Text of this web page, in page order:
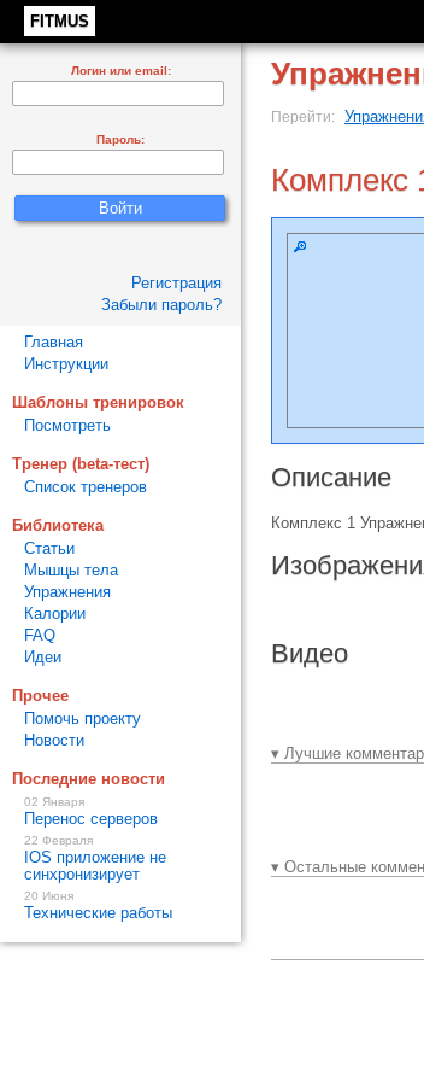
FITMUS
Перейти:
Комплекс
Описание
Комплекс 1
Видео
▾ Лучшие
▾ Остальные
Логин или email:
Пароль:
Регистрация
Забыли пароль?
Главная
Инструкции
Шаблоны тренировок
Посмотреть
Тренер (beta-тест)
Список тренеров
Библиотека
Статьи
Мышцы тела
Упражнения
Калории
FAQ
Идеи
Прочее
Помочь проекту
Новости
Последние новости
02 Января
Перенос серверов
22 Февраля
IOS приложение не
синхронизирует
20 Июня
Технические работы